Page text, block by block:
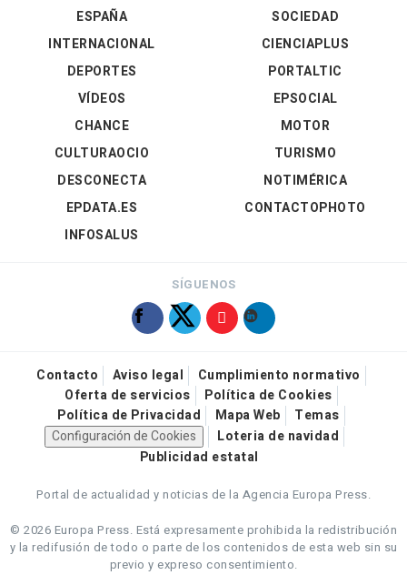
ESPAÑA
INTERNACIONAL
DEPORTES
VÍDEOS
SOCIEDAD
CIENCIAPLUS
PORTALTIC
EPSOCIAL
CHANCE
CULTURAOCIO
DESCONECTA
EPDATA.ES
INFOSALUS
MOTOR
TURISMO
NOTIMÉRICA
CONTACTOPHOTO
SÍGUENOS
Contacto Aviso legal
Cumplimiento normativo
Oferta de servicios
Política de Cookies
Política de Privacidad
Mapa Web
Temas
Configuración de Cookies
Loteria de navidad
Publicidad estatal
Portal de actualidad y noticias de la Agencia Europa Press.
© 2026 Europa Press. Está expresamente prohibida la redistribución
y la redifusión de todo o parte de los contenidos de esta web sin su
previo y expreso consentimiento.